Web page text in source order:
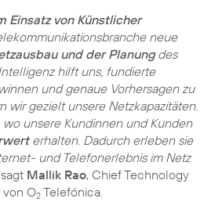
Einsatz von Künstlicher
neue
und der Planungdes
hilft uns, fundierte
und genaue Vorhersagen zu
wir gezielt unsere Netzkapazitäten.
wo unsere Kundinnen und Kunden
erhalten. Dadurch erleben sie
und Telefonerlebnis im Netz
Mallik Rao, Chief Technology
von O2 Telefónica.